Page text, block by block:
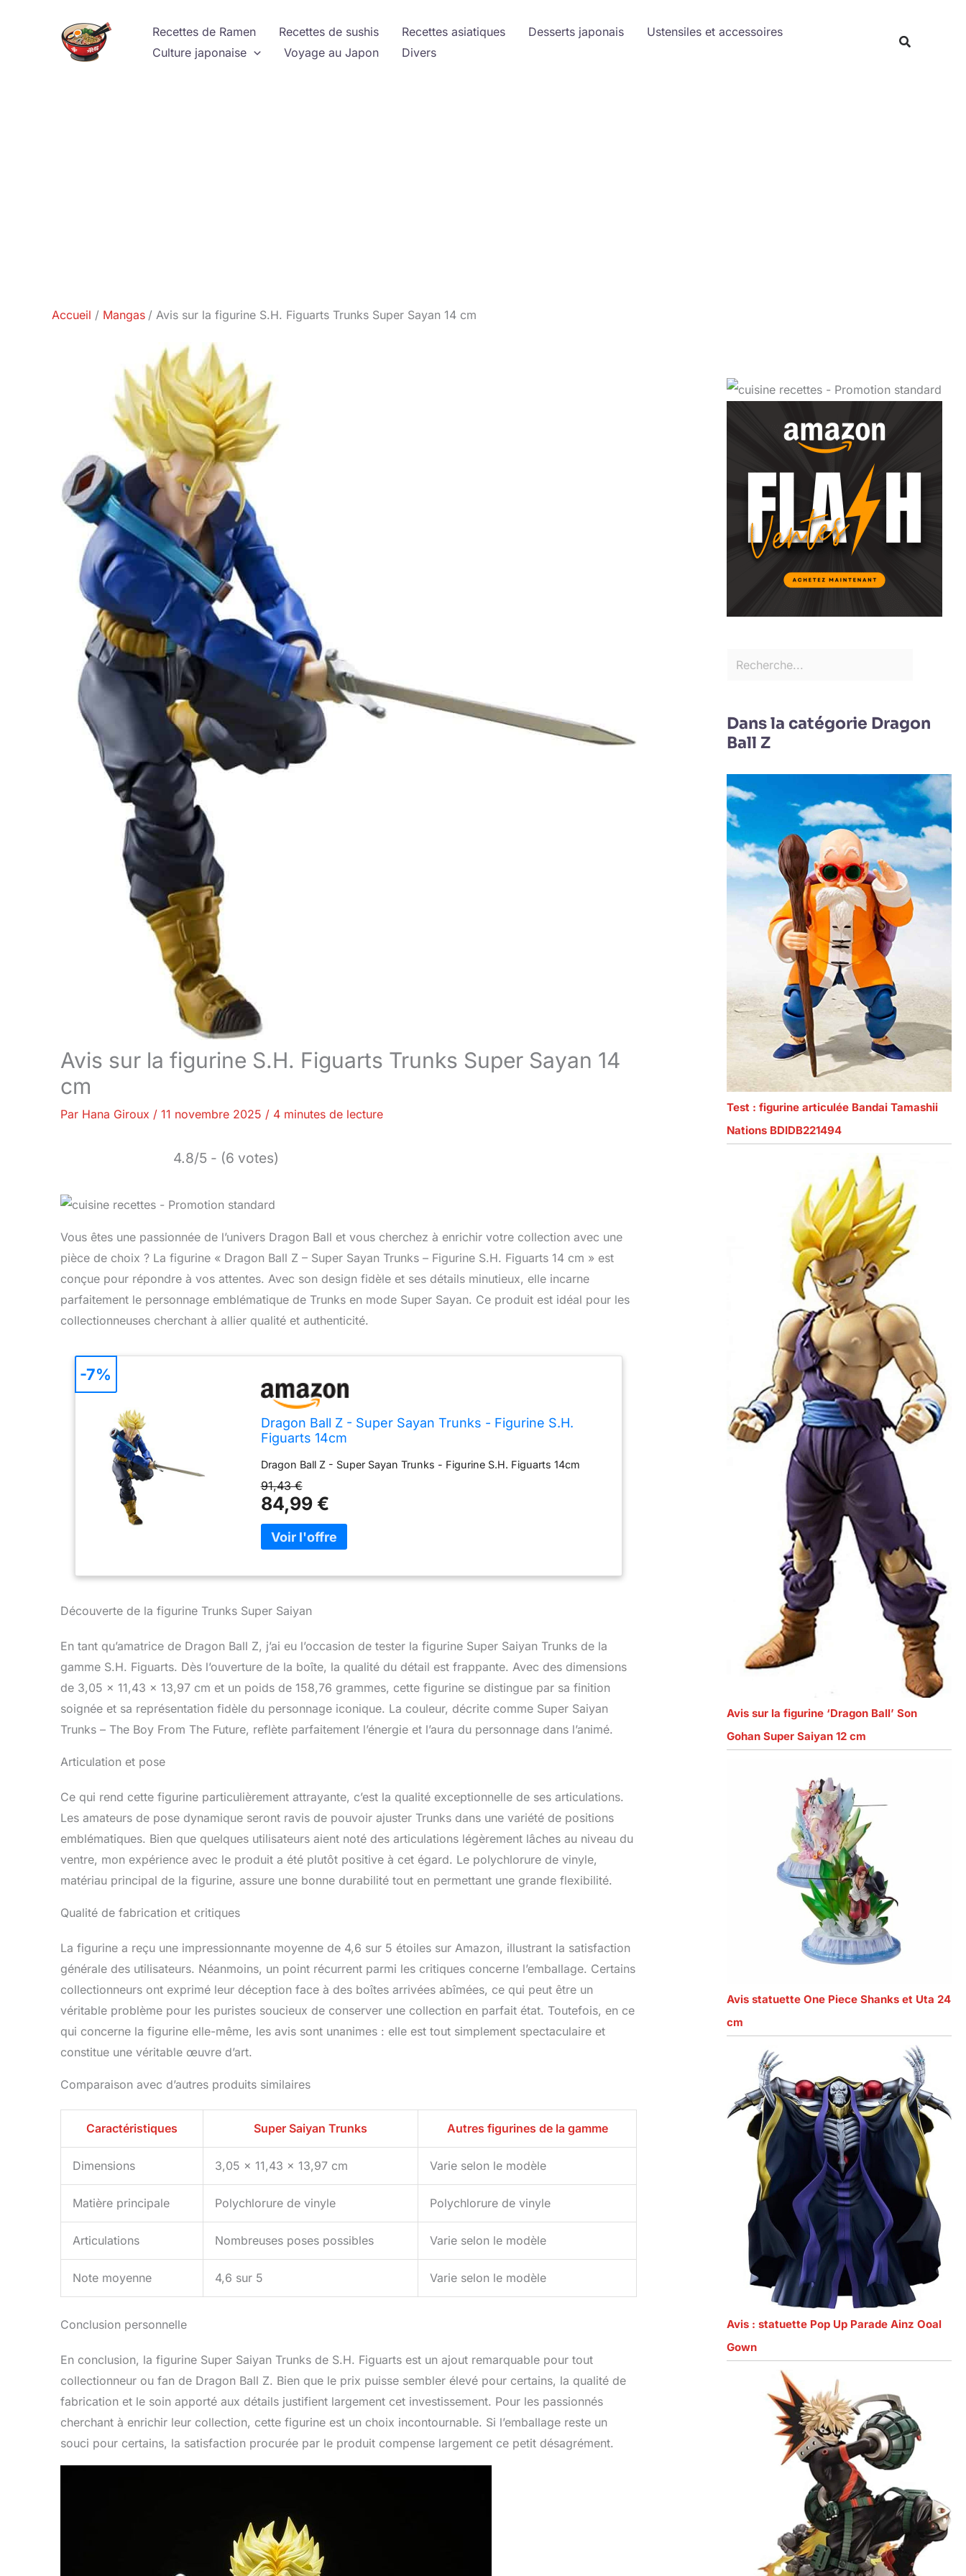
Recettes de Ramen Recettes de sushis Recettes asiatiques Desserts japonais
Ustensiles et accessoires
Culture japonaise
Voyage au Japon Divers
Accueil Mangas Avis sur la figurine S.H. Figuarts Trunks Super Sayan 14 cm
Avis sur la figurine S.H. Figuarts Trunks Super Sayan 14
cm
Par Hana Giroux / 11 novembre 2025 / 4 minutes de lecture
4.8/5 - (6 votes)
Vous êtes une passionnée de l’univers Dragon Ball et vous cherchez à enrichir votre collection avec une
pièce de choix ? La figurine « Dragon Ball Z – Super Sayan Trunks – Figurine S.H. Figuarts 14 cm » est
conçue pour répondre à vos attentes. Avec son design fidèle et ses détails minutieux, elle incarne
parfaitement le personnage emblématique de Trunks en mode Super Sayan. Ce produit est idéal pour les
collectionneuses cherchant à allier qualité et authenticité.
Dragon Ball Z - Super Sayan Trunks - Figurine S.H.
Figuarts 14cm
Dragon Ball Z - Super Sayan Trunks - Figurine S.H. Figuarts 14cm
91,43 €
84,99 €
-7%
Découverte de la figurine Trunks Super Saiyan
En tant qu’amatrice de Dragon Ball Z, j’ai eu l’occasion de tester la figurine Super Saiyan Trunks de la
gamme S.H. Figuarts. Dès l’ouverture de la boîte, la qualité du détail est frappante. Avec des dimensions
de 3,05 x 11,43 x 13,97 cm et un poids de 158,76 grammes, cette figurine se distingue par sa finition
soignée et sa représentation fidèle du personnage iconique. La couleur, décrite comme Super Saiyan
Trunks – The Boy From The Future, reflète parfaitement l’énergie et l’aura du personnage dans l’animé.
Articulation et pose
Ce qui rend cette figurine particulièrement attrayante, c’est la qualité exceptionnelle de ses articulations.
Les amateurs de pose dynamique seront ravis de pouvoir ajuster Trunks dans une variété de positions
emblématiques. Bien que quelques utilisateurs aient noté des articulations légèrement lâches au niveau du
ventre, mon expérience avec le produit a été plutôt positive à cet égard. Le polychlorure de vinyle,
matériau principal de la figurine, assure une bonne durabilité tout en permettant une grande flexibilité.
Qualité de fabrication et critiques
La figurine a reçu une impressionnante moyenne de 4,6 sur 5 étoiles sur Amazon, illustrant la satisfaction
générale des utilisateurs. Néanmoins, un point récurrent parmi les critiques concerne l’emballage. Certains
collectionneurs ont exprimé leur déception face à des boîtes arrivées abîmées, ce qui peut être un
véritable problème pour les puristes soucieux de conserver une collection en parfait état. Toutefois, en ce
qui concerne la figurine elle-même, les avis sont unanimes : elle est tout simplement spectaculaire et
constitue une véritable œuvre d’art.
Comparaison avec d’autres produits similaires
Caractéristiques Super Saiyan Trunks Autres figurines de la gamme
Dimensions 3,05 x 11,43 x 13,97 cm Varie selon le modèle
Matière principale Polychlorure de vinyle Polychlorure de vinyle
Articulations Nombreuses poses possibles Varie selon le modèle
Note moyenne 4,6 sur 5 Varie selon le modèle
Conclusion personnelle
En conclusion, la figurine Super Saiyan Trunks de S.H. Figuarts est un ajout remarquable pour tout
collectionneur ou fan de Dragon Ball Z. Bien que le prix puisse sembler élevé pour certains, la qualité de
fabrication et le soin apporté aux détails justifient largement cet investissement. Pour les passionnés
cherchant à enrichir leur collection, cette figurine est un choix incontournable. Si l’emballage reste un
souci pour certains, la satisfaction procurée par le produit compense largement ce petit désagrément.
Dans la catégorie Dragon
Ball Z
Test : figurine articulée Bandai Tamashii
Nations BDIDB221494
Avis sur la figurine ‘Dragon Ball’ Son
Gohan Super Saiyan 12 cm
Avis statuette One Piece Shanks et Uta 24
cm
Avis : statuette Pop Up Parade Ainz Ooal
Gown